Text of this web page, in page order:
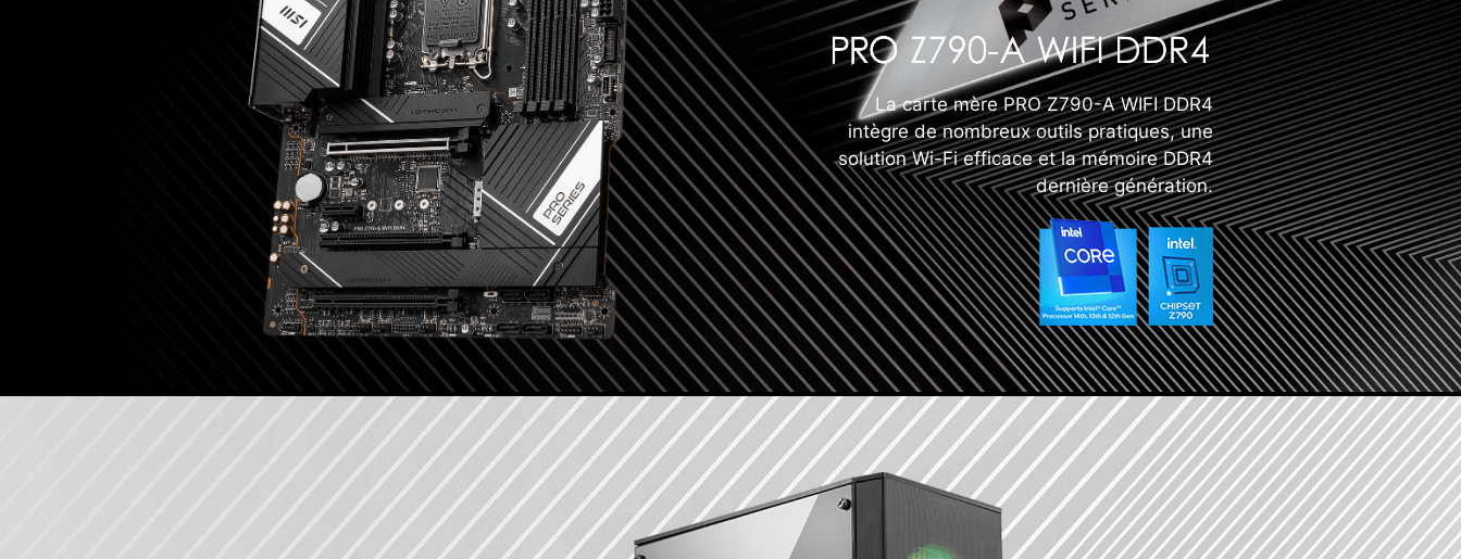
La carte mère PRO Z790-A WIFI DDR4
intègre de nombreux outils pratiques, une
solution Wi-Fi efficace et la mémoire DDR4
dernière génération.